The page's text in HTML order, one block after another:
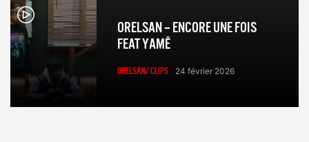
ORELSAN – ENCORE UNE FOIS
FEAT YAMÊ
ORELSAN/ CLIPS 24 février 2026